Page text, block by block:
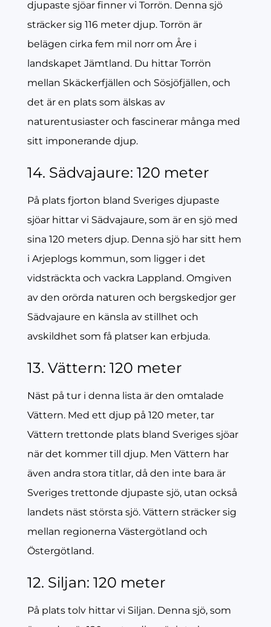
djupaste sjöar finner vi Torrön. Denna sjö
sträcker sig 116 meter djup. Torrön är
belägen cirka fem mil norr om Åre i
landskapet Jämtland. Du hittar Torrön
mellan Skäckerfjällen och Sösjöfjällen, och
det är en plats som älskas av
naturentusiaster och fascinerar många med
sitt imponerande djup.
14. Sädvajaure: 120 meter
På plats fjorton bland Sveriges djupaste
sjöar hittar vi Sädvajaure, som är en sjö med
sina 120 meters djup. Denna sjö har sitt hem
i Arjeplogs kommun, som ligger i det
vidsträckta och vackra Lappland. Omgiven
av den orörda naturen och bergskedjor ger
Sädvajaure en känsla av stillhet och
avskildhet som få platser kan erbjuda.
13. Vättern: 120 meter
Näst på tur i denna lista är den omtalade
Vättern. Med ett djup på 120 meter, tar
Vättern trettonde plats bland Sveriges sjöar
när det kommer till djup. Men Vättern har
även andra stora titlar, då den inte bara är
Sveriges trettonde djupaste sjö, utan också
landets näst största sjö. Vättern sträcker sig
mellan regionerna Västergötland och
Östergötland.
12. Siljan: 120 meter
På plats tolv hittar vi Siljan. Denna sjö, som